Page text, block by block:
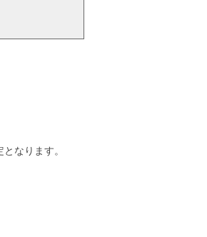
なります。